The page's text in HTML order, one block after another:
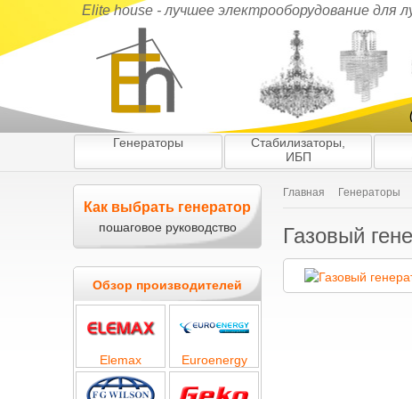
Elite house - лучшее электрооборудование для
Главная Генераторы
Газовый
Как выбрать генератор
пошаговое руководство
Обзор производителей
Elemax Euroenergy
Генераторы
Стабилизаторы,
ИБП